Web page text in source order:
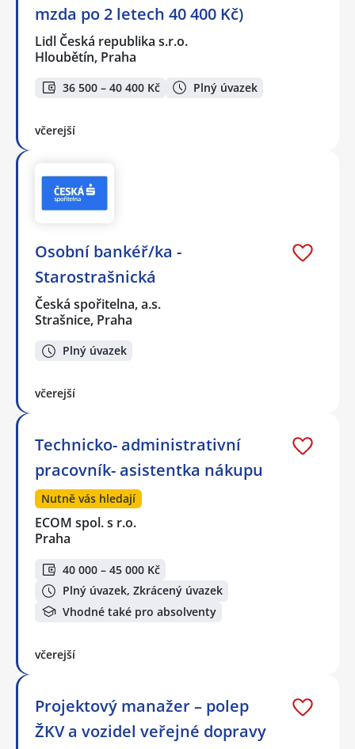
mzda po 2 letech 40 400 Kč)
Lidl Česká republika s.r.o.
Hloubětín, Praha
36 500 – 40 400 Kč Plný úvazek
včerejší
Osobní bankéř/ka -
Starostrašnická
Česká spořitelna, a.s.
Strašnice, Praha
Plný úvazek
včerejší
Technicko- administrativní
pracovník- asistentka nákupu
Nutně vás hledají
ECOM spol. s r.o.
Praha
40 000 – 45 000 Kč
Plný úvazek, Zkrácený úvazek
Vhodné také pro absolventy
včerejší
Projektový manažer – polep
ŽKV a vozidel veřejné dopravy